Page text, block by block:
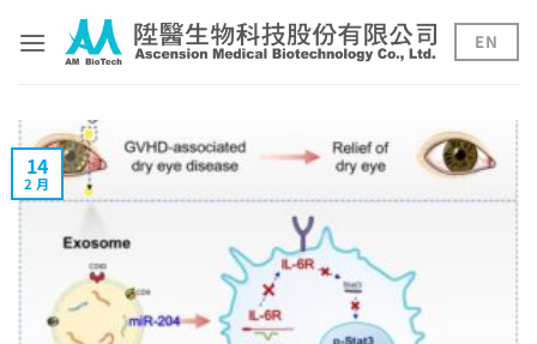
content
EN
14
2 月